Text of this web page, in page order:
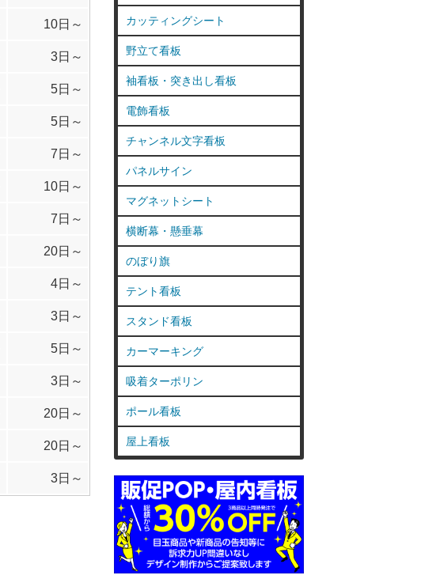
10日～
3日～
5日～
5日～
7日～
10日～
7日～
20日～
4日～
3日～
5日～
3日～
20日～
20日～
3日～
カッティングシート
野立て看板
袖看板・突き出し看板
電飾看板
チャンネル文字看板
パネルサイン
マグネットシート
横断幕・懸垂幕
のぼり旗
テント看板
スタンド看板
カーマーキング
吸着ターポリン
ポール看板
屋上看板